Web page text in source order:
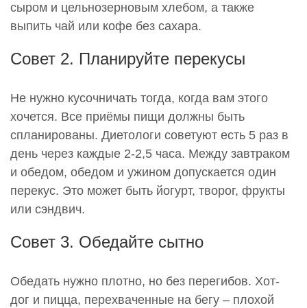
сыром и цельнозерновым хлебом, а также
выпить чай или кофе без сахара.
Совет 2. Планируйте перекусы
Не нужно кусочничать тогда, когда вам этого
хочется. Все приёмы пищи должны быть
спланированы. Диетологи советуют есть 5 раз в
день через каждые 2-2,5 часа. Между завтраком
и обедом, обедом и ужином допускается один
перекус. Это может быть йогурт, творог, фрукты
или сэндвич.
Совет 3. Обедайте сытно
Обедать нужно плотно, но без перегибов. Хот-
дог и пицца, перехваченные на бегу – плохой